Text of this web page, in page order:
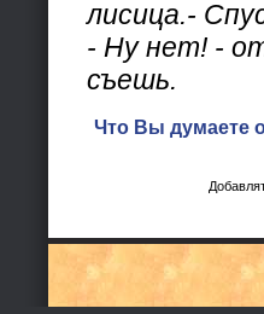
лисица.-
- Ну нет! -
съешь.
Что Вы думаете